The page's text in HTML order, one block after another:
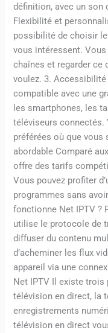
définition, avec un son
Flexibilité et
possibilité de choisir
vous intéressent.
chaînes et regarder ce
voulez. 3.
compatible avec une
les smartphones, les
téléviseurs connectés.
préférées où que vous
abordable Comparé
offre des tarifs
Vous pouvez profiter
programmes sans
fonctionne Net IPTV ?
utilise le protocole de
diffuser du contenu
d’acheminer les flux
appareil via une
Net IPTV Il existe trois
télévision en direct, la
enregistrements
télévision en direct